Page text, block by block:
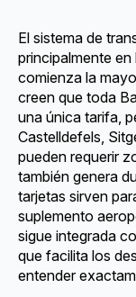
El sistema de
principalmente
comienza la
creen que toda
una única tarifa,
Castelldefels,
pueden requerir
también genera
tarjetas sirven
suplemento
sigue integrada
que facilita los
entender